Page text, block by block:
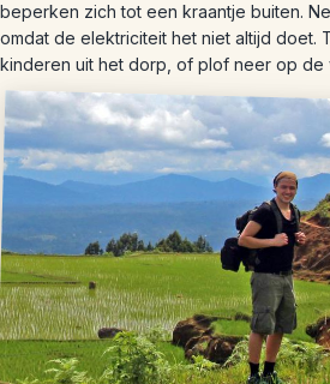
beperken zich tot een kraantje buiten.
omdat de elektriciteit het niet altijd doet.
kinderen uit het dorp, of plof neer op de